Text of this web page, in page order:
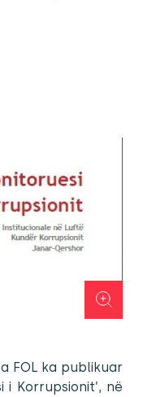
FOL ka publikuar
i Korrupsionit’, në